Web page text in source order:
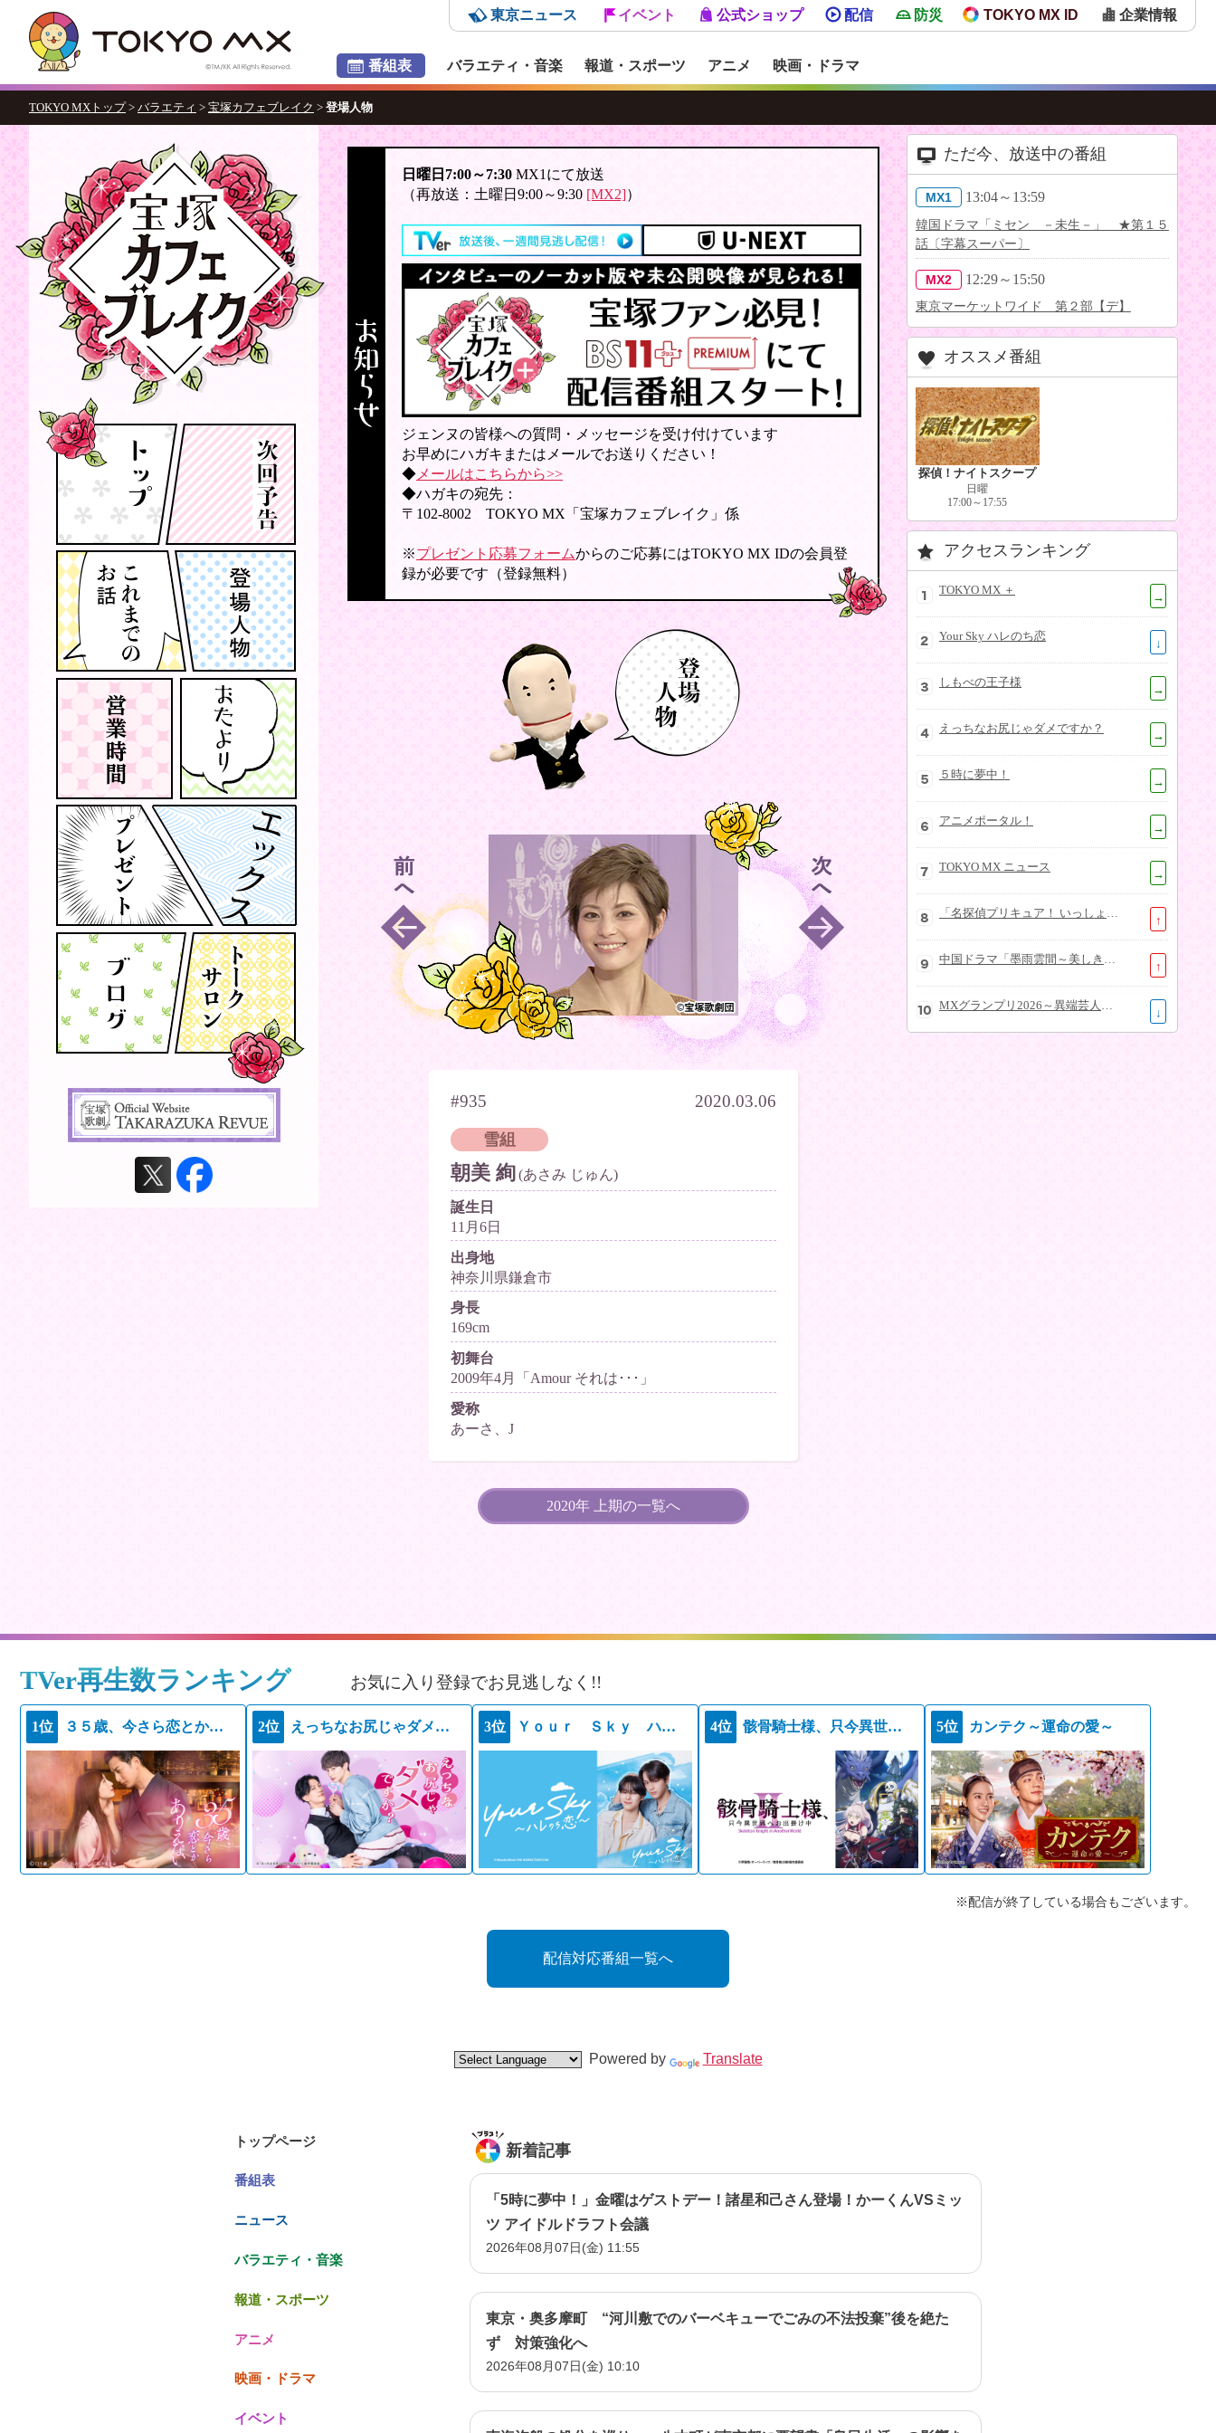
番組表 バラエティ・音楽 報道・スポーツ アニメ 映画・ドラマ
東京ニュース イベント 公式ショップ 配信 防災 TOKYO MX ID 企業情報
TOKYO MXトップ > バラエティ > 宝塚カフェブレイク > 登場人物
日曜日7:00～7:30 MX1にて放送
（再放送：土曜日9:00～9:30 [MX2]）
ジェンヌの皆様への質問・メッセージを受け付けています
お早めにハガキまたはメールでお送りください！
◆ メールはこちらから>>
◆ハガキの宛先：
〒102-8002 TOKYO MX「宝塚カフェブレイク」係
※プレゼント応募フォームからのご応募にはTOKYO MX IDの会員登
録が必要です（登録無料）
#935 2020.03.06
雪組
朝美 絢 (あさみ じゅん)
誕生日
11月6日
出身地
神奈川県鎌倉市
身長
169cm
初舞台
2009年4月「Amour それは･･･」
愛称
あーさ、J
2020年 上期の一覧へ
ただ今、放送中の番組
MX1 13:04～13:59
韓国ドラマ「ミセン －未生－」 ★第１５
話〔字幕スーパー〕
MX2 12:29～15:50
東京マーケットワイド 第２部【デ】
オススメ番組
探偵！ナイトスクープ
日曜
17:00～17:55
アクセスランキング
TOKYO MX ＋
→
Your Sky ハレのち恋
↓
しもべの王子様
→
えっちなお尻じゃダメですか？
→
５時に夢中！
→
アニメポータル！
→
TOKYO MX ニュース
→
↑
↑
↓
TVer再生数ランキング お気に入り登録でお見逃しなく!!
1位 ３５歳、今さら恋とかありえない 2位 えっちなお尻じゃダメですか？ 3位 Ｙｏｕｒ Ｓｋｙ ハレのち恋 4位 骸骨騎士様、只今異世界へお出掛け中ＩＩ 5位 カンテク～運命の愛～
※配信が終了している場合もございます。
配信対応番組一覧へ
Powered by Translate
トップページ
番組表
ニュース
バラエティ・音楽
報道・スポーツ
アニメ
映画・ドラマ
イベント
新着記事
「5時に夢中！」金曜はゲストデー！諸星和己さん登場！かーくんVSミッ
ツ アイドルドラフト会議
2026年08月07日(金) 11:55
東京・奥多摩町 “河川敷でのバーベキューでごみの不法投棄”後を絶た
ず 対策強化へ
2026年08月07日(金) 10:10